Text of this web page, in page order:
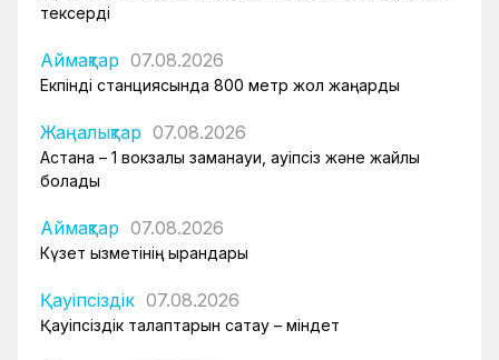
тексерді
Аймақтар 07.08.2026
Екпінді станциясында 800 метр жол жаңарды
Жаңалықтар 07.08.2026
Астана – 1 вокзалы заманауи, қауіпсіз және жайлы
болады
Аймақтар 07.08.2026
Күзет қызметінің қырандары
Қауіпсіздік 07.08.2026
Қауіпсіздік талаптарын сақтау – міндет